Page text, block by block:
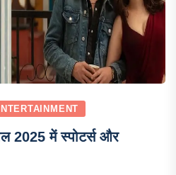
2025 में स्पोटर्स और